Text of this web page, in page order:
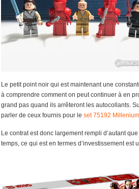
Le petit point noir qui est maintenant une
à comprendre comment on peut continuer à en
grand pas quand ils arrêteront les autocollants.
parler de ceux fournis pour le set 75192
Le contrat est donc largement rempli d’autant
temps, ce qui est en termes d’investissement est